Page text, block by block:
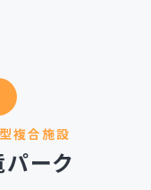
複合施設
ーク